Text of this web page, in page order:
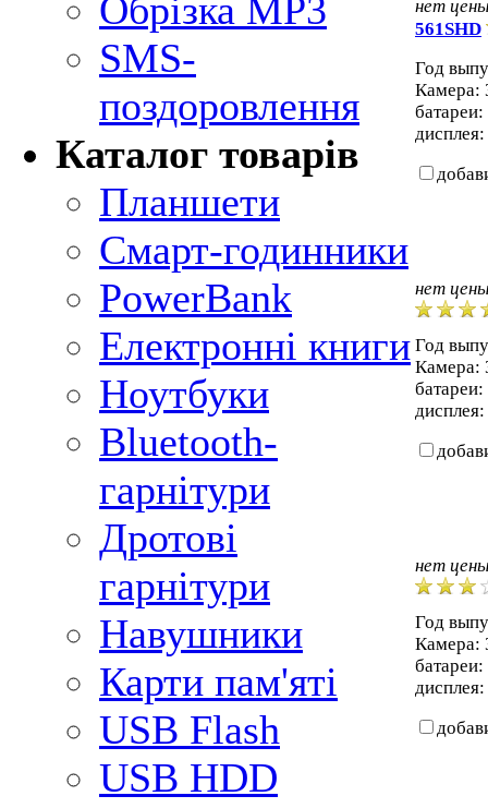
Обрізка MP3
SMS-
поздоровлення
Каталог товарів
Планшети
Смарт-годинники
PowerBank
Електронні книги
Ноутбуки
Bluetooth-
гарнітури
Дротові
гарнітури
Навушники
Карти пам'яті
USB Flash
USB HDD
нет
561SHD
Год
Камера:
нет
Год
Камера:
нет
Год
Камера: